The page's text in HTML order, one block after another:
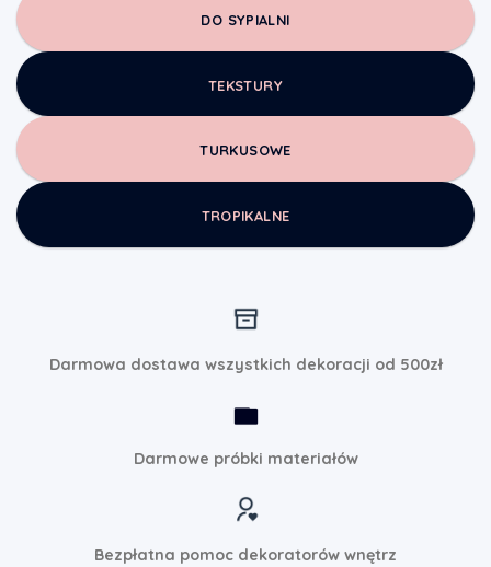
DO SYPIALNI
TEKSTURY
TURKUSOWE
TROPIKALNE
Darmowa dostawa wszystkich dekoracji od 500zł
Darmowe próbki materiałów
Bezpłatna pomoc dekoratorów wnętrz